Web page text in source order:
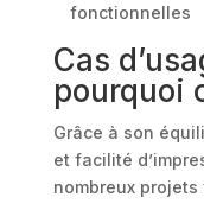
fonctionnelles
Cas
pourquoi
Grâce à son
et facilité
nombreux